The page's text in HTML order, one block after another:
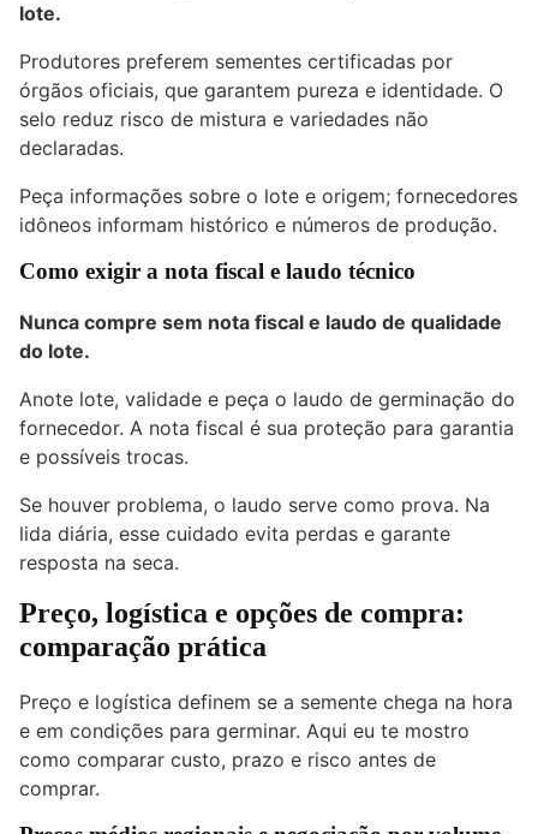
lote.
Produtores preferem sementes certificadas por
órgãos oficiais, que garantem pureza e identidade. O
selo reduz risco de mistura e variedades não
declaradas.
Peça informações sobre o lote e origem; fornecedores
idôneos informam histórico e números de produção.
Como exigir a nota fiscal e laudo técnico
Nunca compre sem nota fiscal e laudo de qualidade
do lote.
Anote lote, validade e peça o laudo de germinação do
fornecedor. A nota fiscal é sua proteção para garantia
e possíveis trocas.
Se houver problema, o laudo serve como prova. Na
lida diária, esse cuidado evita perdas e garante
resposta na seca.
Preço, logística e opções de compra:
comparação prática
Preço e logística definem se a semente chega na hora
e em condições para germinar. Aqui eu te mostro
como comparar custo, prazo e risco antes de
comprar.